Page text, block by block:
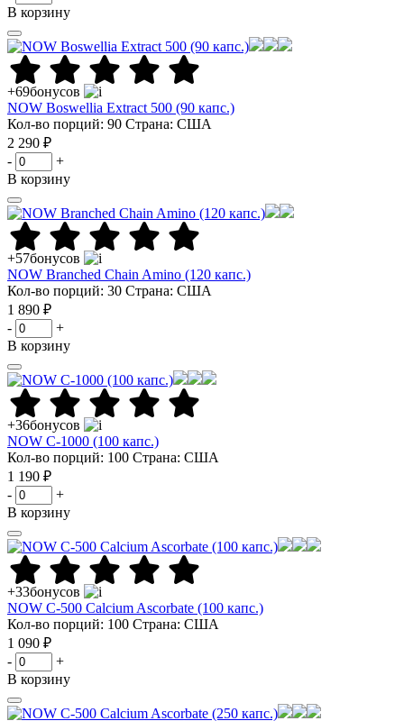
В корзину
+69бонусов
NOW Boswellia Extract 500 (90 капс.)
Кол-во порций: 90 Страна: США
2 290 ₽
-
+
В корзину
+57бонусов
NOW Branched Chain Amino (120 капс.)
Кол-во порций: 30 Страна: США
1 890 ₽
-
+
В корзину
+36бонусов
NOW C-1000 (100 капс.)
Кол-во порций: 100 Страна: США
1 190 ₽
-
+
В корзину
+33бонусов
NOW C-500 Calcium Ascorbate (100 капс.)
Кол-во порций: 100 Страна: США
1 090 ₽
-
+
В корзину